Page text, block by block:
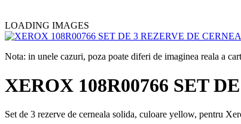
LOADING IMAGES
Nota: in unele cazuri, poza poate diferi de imaginea reala a
XEROX 108R00766 SET
Set de 3 rezerve de cerneala solida, culoare yellow, pentru